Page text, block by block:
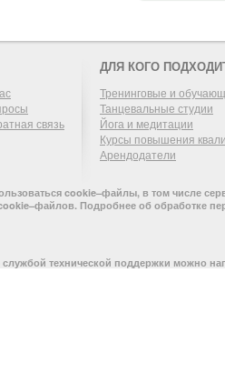
связь
ДЛЯ КОГО
Тренинговые и
Танцевальные студии
Йога и медитации
Курсы повышения
Арендодатели
cookie–файлы, в том числе
Подробнее об обработке
службой технической поддержки можно